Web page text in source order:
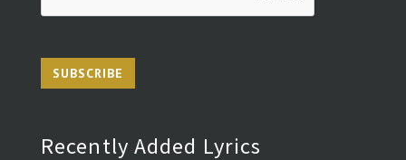
SUBSCRIBE
Recently Added Lyrics